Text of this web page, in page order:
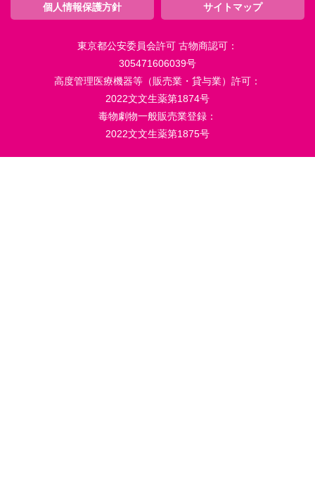
個人情報保護方針 サイトマップ
東京都公安委員会許可 古物商認可：
305471606039号
高度管理医療機器等（販売業・貸与業）許可：
2022文文生薬第1874号
毒物劇物一般販売業登録：
2022文文生薬第1875号